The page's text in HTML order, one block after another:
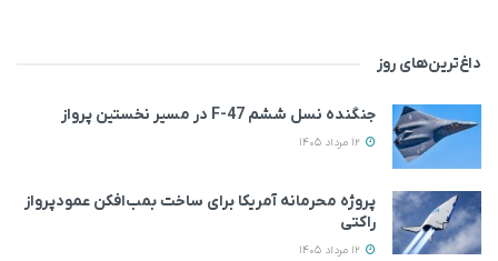
داغ‌ترین‌های روز
جنگنده نسل ششم F-47 در مسیر نخستین پرواز
پروژه محرمانه آمریکا برای ساخت بمب‌افکن عمودپرواز
راکتی